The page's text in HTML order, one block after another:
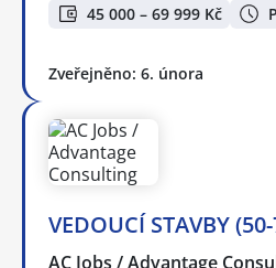
45 000 – 69 999 Kč
Zveřejněno: 6. února
VEDOUCÍ STAVBY
AC Jobs / Advantage